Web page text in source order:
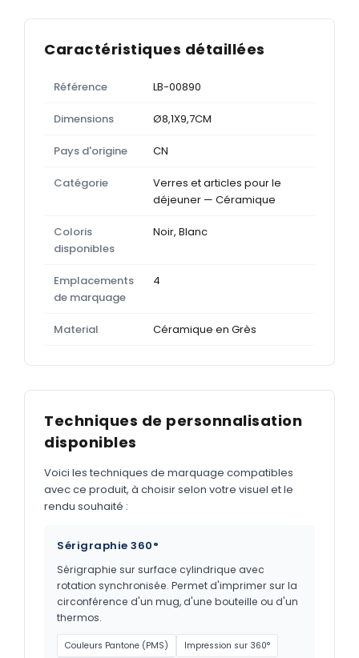
Caractéristiques détaillées
Référence LB-00890
Dimensions Ø8,1X9,7CM
Pays d'origine CN
Catégorie
Verres et articles pour le
déjeuner — Céramique
Coloris
disponibles
Noir, Blanc
Emplacements
de marquage
4
Material Céramique en Grès
Techniques de personnalisation
disponibles
Voici les techniques de marquage compatibles
avec ce produit, à choisir selon votre visuel et le
rendu souhaité :
Sérigraphie 360°
Sérigraphie sur surface cylindrique avec
rotation synchronisée. Permet d'imprimer sur la
circonférence d'un mug, d'une bouteille ou d'un
thermos.
Couleurs Pantone (PMS) Impression sur 360°